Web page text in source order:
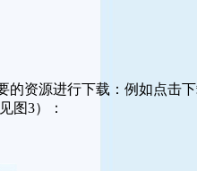
的资源进行下载：例如点击
图3）：